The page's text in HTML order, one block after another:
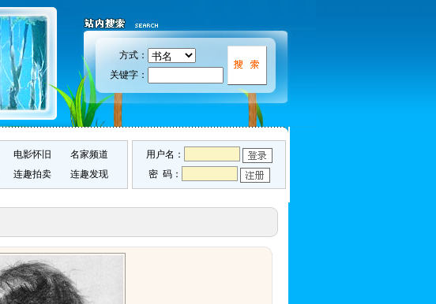
方式：
关键字：
电影怀旧
名家频道
连趣拍卖 连趣发现
用户名：
密 码：